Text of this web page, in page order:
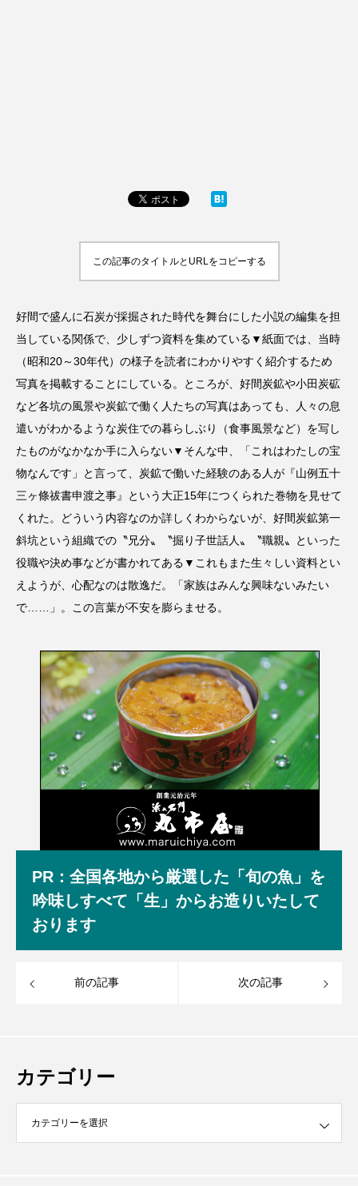
この記事のタイトルとURLをコピーする
好間で盛んに石炭が採掘された時代を舞台にした小説の編集を担
当している関係で、少しずつ資料を集めている▼紙面では、当時
（昭和20～30年代）の様子を読者にわかりやすく紹介するため
写真を掲載することにしている。ところが、好間炭鉱や小田炭砿
など各坑の風景や炭鉱で働く人たちの写真はあっても、人々の息
遣いがわかるような炭住での暮らしぶり（食事風景など）を写し
たものがなかなか手に入らない▼そんな中、「これはわたしの宝
物なんです」と言って、炭鉱で働いた経験のある人が『山例五十
三ヶ條祓書申渡之事』という大正15年につくられた巻物を見せて
くれた。どういう内容なのか詳しくわからないが、好間炭鉱第一
斜坑という組織での〝兄分〟〝掘り子世話人〟〝職親〟といった
役職や決め事などが書かれてある▼これもまた生々しい資料とい
えようが、心配なのは散逸だ。「家族はみんな興味ないみたい
で……」。この言葉が不安を膨らませる。
PR：全国各地から厳選した「旬の魚」を
吟味しすべて「生」からお造りいたして
おります
前の記事 次の記事
カテゴリー